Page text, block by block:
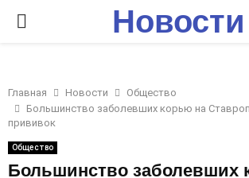
P
I
M
Новости
Главная Новости
Общество
Большинство заболевших корью на
прививок
Общество
Большинство заболевших